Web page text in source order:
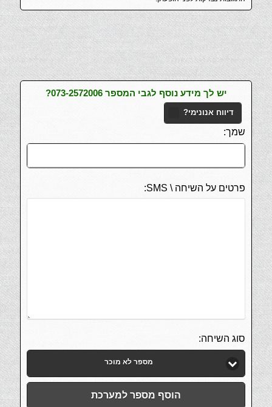
יש לך מידע נוסף לגבי המספר 073-2572006?
דיווח אנונימי?
שמך:
פרטים על השיחה \ SMS:
סוג השיחה:
מספר לא מוכר
הוסף מספר למערכת